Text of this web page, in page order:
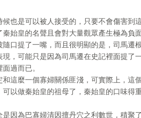
也是可以被人接受的，只要不會傷害到
始皇的名聲且會對大量觀眾產生極為負面
口提了一嘴，而且很明顯的是，司馬遷
，可能只是因為司馬遷在史記裡面提了
過而已。
這麼一個寡婦關係匪淺，可實際上，這
以做秦始皇的祖母了，秦始皇的口味得
因為巴寡婦清因擅丹穴之利數世，積聚